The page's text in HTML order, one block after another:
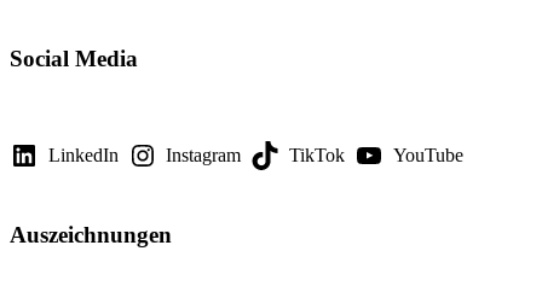
Social Media
LinkedIn Instagram TikTok YouTube
Auszeichnungen